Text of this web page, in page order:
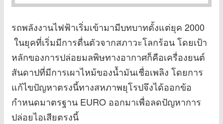
รถพลังงานไฟฟ้าเริ่มเข้ามามีบทบาทตั้งแต่ยุค 2000
ในยุคที่เริ่มมีการตื่นตัวจากสภาวะโลกร้อน โดยเป้า
หลักของการปล่อยมลพิษทางอากาศก็คือเครื่องยนต์
สันดาปที่มีการเผาไหม้ของน้ำมันเชื่อเพลิง โดยการ
แก้ไขปัญหาตรงนี้ทางสหภาพยุโรปจึงได้ออกข้อ
กำหนดมาตรฐาน EURO ออกมาเพื่อลดปัญหาการ
ปล่อยไอเสียตรงนี้